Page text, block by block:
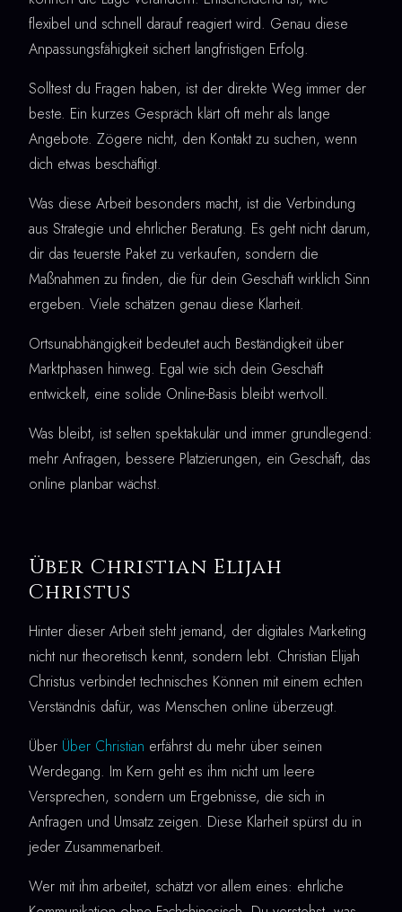
flexibel und schnell darauf reagiert wird. Genau diese
Anpassungsfähigkeit sichert langfristigen Erfolg.
Solltest du Fragen haben, ist der direkte Weg immer der
beste. Ein kurzes Gespräch klärt oft mehr als lange
Angebote. Zögere nicht, den Kontakt zu suchen, wenn
dich etwas beschäftigt.
Was diese Arbeit besonders macht, ist die Verbindung
aus Strategie und ehrlicher Beratung. Es geht nicht darum,
dir das teuerste Paket zu verkaufen, sondern die
Maßnahmen zu finden, die für dein Geschäft wirklich Sinn
ergeben. Viele schätzen genau diese Klarheit.
Ortsunabhängigkeit bedeutet auch Beständigkeit über
Marktphasen hinweg. Egal wie sich dein Geschäft
entwickelt, eine solide Online-Basis bleibt wertvoll.
Was bleibt, ist selten spektakulär und immer grundlegend:
mehr Anfragen, bessere Platzierungen, ein Geschäft, das
online planbar wächst.
Über Christian Elijah
Christus
Hinter dieser Arbeit steht jemand, der digitales Marketing
nicht nur theoretisch kennt, sondern lebt. Christian Elijah
Christus verbindet technisches Können mit einem echten
Verständnis dafür, was Menschen online überzeugt.
Über Über Christian erfährst du mehr über seinen
Werdegang. Im Kern geht es ihm nicht um leere
Versprechen, sondern um Ergebnisse, die sich in
Anfragen und Umsatz zeigen. Diese Klarheit spürst du in
jeder Zusammenarbeit.
Wer mit ihm arbeitet, schätzt vor allem eines: ehrliche